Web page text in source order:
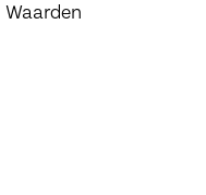
Waarden